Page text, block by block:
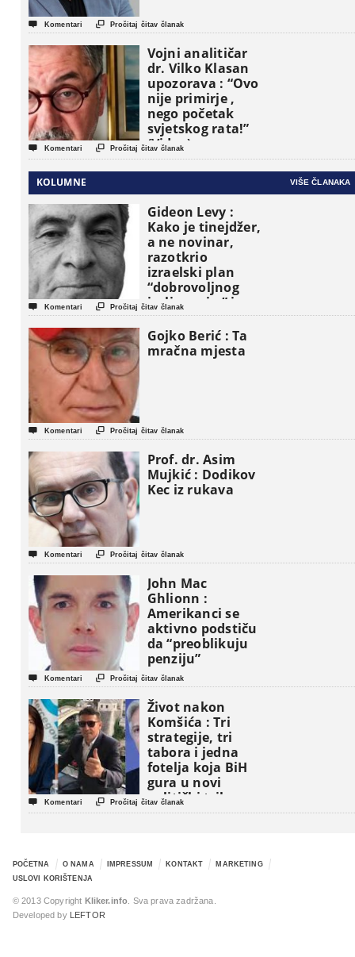
 Komentari  Pročitaj čitav članak
Vojni analitičar
dr. Vilko Klasan
upozorava : “Ovo
nije primirje ,
nego početak
svjetskog rata!”
(Video)
 Komentari  Pročitaj čitav članak
KOLUMNE VIŠE ČLANAKA
Gideon Levy :
Kako je tinejdžer,
a ne novinar,
razotkrio
izraelski plan
“dobrovoljnog
iseljavanja ” iz
Gaze
 Komentari  Pročitaj čitav članak
Gojko Berić : Ta
mračna mjesta
 Komentari  Pročitaj čitav članak
Prof. dr. Asim
Mujkić : Dodikov
Kec iz rukava
 Komentari  Pročitaj čitav članak
John Mac
Ghlionn :
Amerikanci se
aktivno podstiču
da “preoblikuju
penziju”
 Komentari  Pročitaj čitav članak
Život nakon
Komšića : Tri
strategije, tri
tabora i jedna
fotelja koja BiH
gura u novi
politički triler
 Komentari  Pročitaj čitav članak
POČETNA O NAMA IMPRESSUM KONTAKT
MARKETING
USLOVI KORIŠTENJA
© 2013 Copyright Kliker.info . Sva prava zadržana.
Developed by
LEFTOR